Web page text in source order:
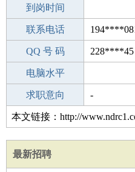
驾 照
到岗时间
期望月薪
联系电话
手机号码
QQ 号 码 228****45
微信号码
电脑水平
外语水平
求职意向 -
本文链接：http://
最新招聘